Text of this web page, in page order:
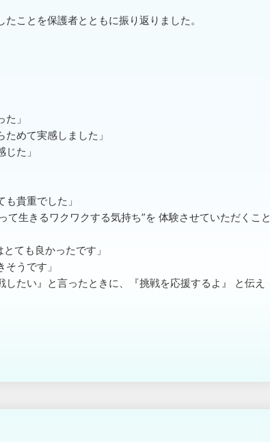
ことを保護者とともに振り返りました。
」
めて実感しました」
た」
貴重でした」
て生きるワクワクする気持ち”を 体験させていただくこと
ても良かったです」
うです」
たい』と言ったときに、『挑戦を応援するよ』 と伝え